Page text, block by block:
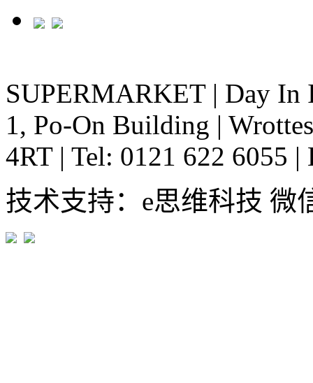
SUPERMARKET | Day In
1, Po-On Building |
4RT | Tel: 0121 622 6055 |
技术支持：e思维科技 微